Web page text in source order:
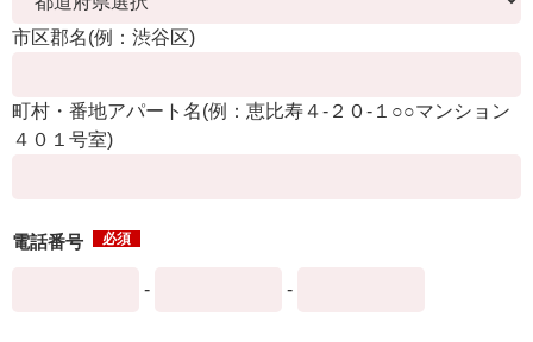
市区郡名(例：渋谷区)
町村・番地アパート名(例：恵比寿４-２０-１○○マンション
４０１号室)
電話番号 必須
- -